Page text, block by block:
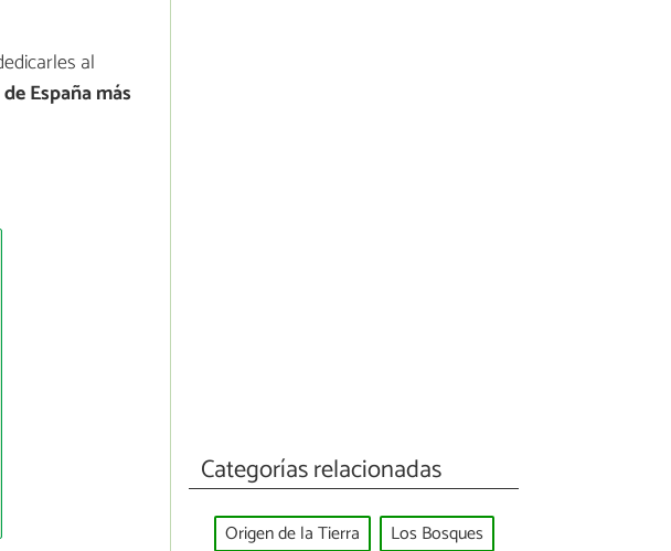
al
España más
Categorías relacionadas
Origen de la Tierra
Los Bosques